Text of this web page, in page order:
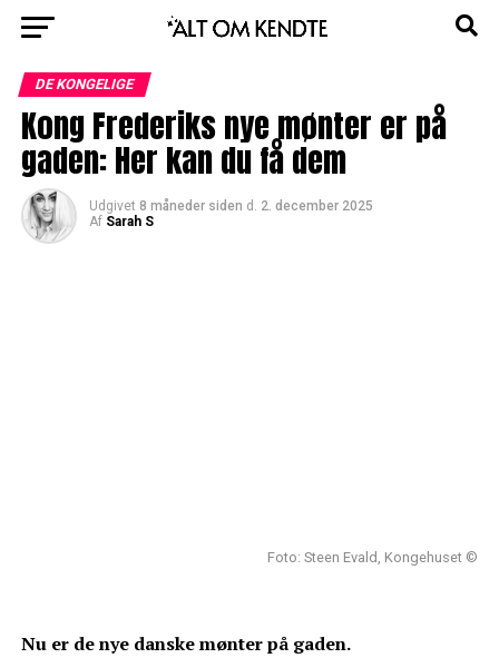
DE KONGELIGE
Kong Frederiks nye mønter er på
gaden: Her kan du få dem
Udgivet 8 måneder siden d. 2. december 2025
Af Sarah S
Foto: Steen Evald, Kongehuset ©
Nu er de nye danske mønter på gaden.